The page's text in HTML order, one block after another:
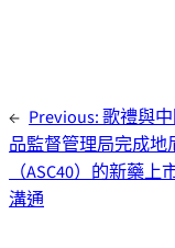
← Previous:歌禮與
品監督管理局完成地
（ASC40）的新藥上
溝通